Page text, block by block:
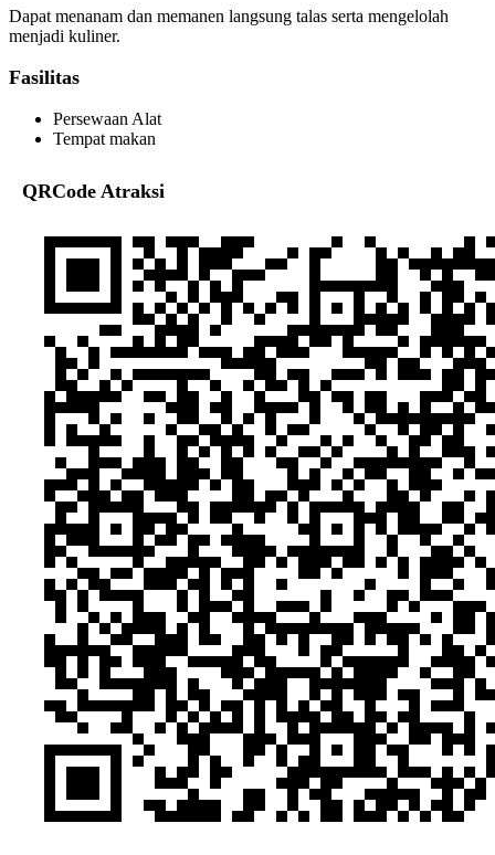
Dapat menanam dan memanen langsung talas serta mengelolah
menjadi kuliner.
Fasilitas
Persewaan Alat
Tempat makan
QRCode Atraksi